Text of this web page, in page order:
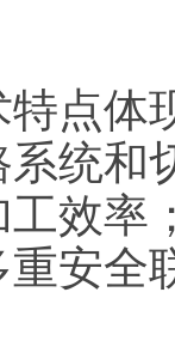
点体
统和
效率
安全